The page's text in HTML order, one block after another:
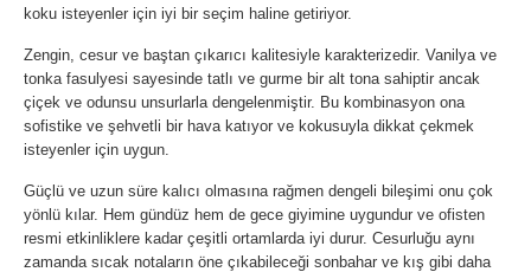
koku isteyenler için iyi bir seçim haline getiriyor.
Zengin, cesur ve baştan çıkarıcı kalitesiyle karakterizedir. Vanilya ve
tonka fasulyesi sayesinde tatlı ve gurme bir alt tona sahiptir ancak
çiçek ve odunsu unsurlarla dengelenmiştir. Bu kombinasyon ona
sofistike ve şehvetli bir hava katıyor ve kokusuyla dikkat çekmek
isteyenler için uygun.
Güçlü ve uzun süre kalıcı olmasına rağmen dengeli bileşimi onu çok
yönlü kılar. Hem gündüz hem de gece giyimine uygundur ve ofisten
resmi etkinliklere kadar çeşitli ortamlarda iyi durur. Cesurluğu aynı
zamanda sıcak notaların öne çıkabileceği sonbahar ve kış gibi daha